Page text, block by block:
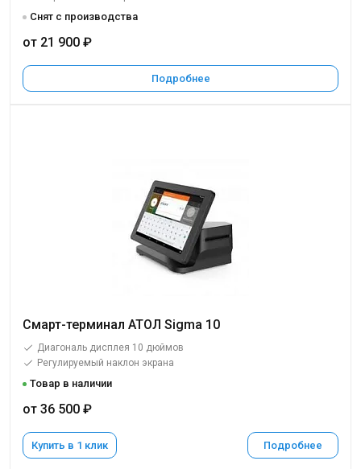
Снят с производства
от 21 900 ₽
Подробнее
Смарт-терминал АТОЛ Sigma 10
Диагональ дисплея 10 дюймов
Регулируемый наклон экрана
Товар в наличии
от 36 500 ₽
Купить в 1 клик Подробнее